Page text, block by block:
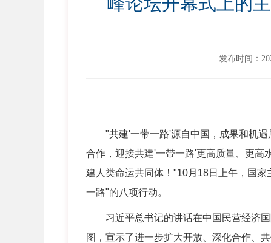
发布时间：
"共建'一带一路'源自中国，成果和机遇
合作，迎接共建'一带一路'更高质量、更高
建人类命运共同体！"10月18日上午，国
一路"的八项行动。
习近平总书记的讲话在中国民营经济国
图，宣示了进一步扩大开放、深化合作、